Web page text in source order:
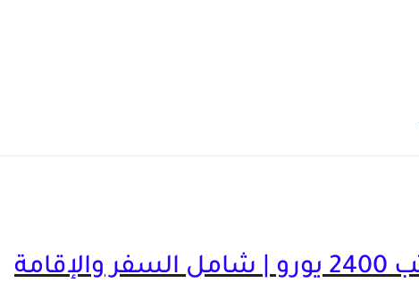
تدريب مهني في ألمانيا براتب 2400 يورو | شامل السفر والإقامة